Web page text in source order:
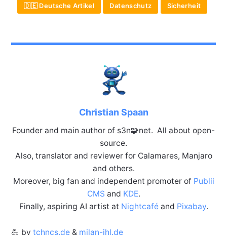
🇩🇪 Deutsche Artikel Datenschutz Sicherheit
Christian Spaan
Founder and main author of s3n🧩net. All about open-
source.
Also, translator and reviewer for Calamares, Manjaro
and others.
Moreover, big fan and independent promoter of Publii
CMS and KDE.
Finally, aspiring AI artist at Nightcaféand Pixabay.
💪 by tchncs.de& milan-ihl.de